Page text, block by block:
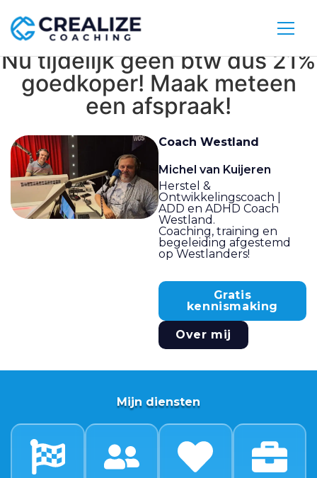
Nu tijdelijk geen btw dus 21%
goedkoper! Maak meteen
een afspraak!
Coach Westland
Michel van Kuijeren
Herstel &
Ontwikkelingscoach |
ADD en ADHD Coach
Westland.
Coaching, training en
begeleiding afgestemd
op Westlanders!
Gratis
kennismaking
Over mij
Mijn diensten